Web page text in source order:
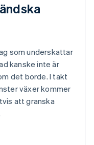
som underskattar
kanske inte är
det borde. I takt
växer kommer
att granska